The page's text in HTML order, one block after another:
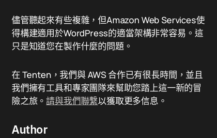
儘管聽起來有些複雜，但Amazon Web Services使
得構建適用於WordPress的適當架構非常容易。這
只是知道您在製作什麼的問題。
在 Tenten，我們與 AWS 合作已有很長時間，並且
我們擁有工具和專家團隊來幫助您踏上這一新的冒
險之旅。請與我們聯繫以獲取更多信息。
Author